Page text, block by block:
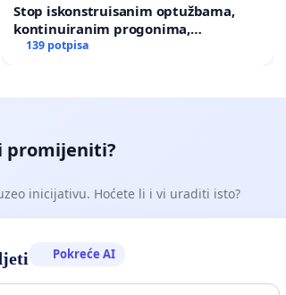
Stop iskonstruisanim optužbama,
kontinuiranim progonima,
prijetnjama, hapšenjima
139 potpisa
promijeniti?
inicijativu. Hoćete li i vi uraditi isto?
Pokreće AI